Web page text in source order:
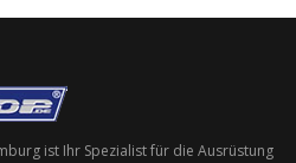
ist Ihr Spezialist für die Ausrüstung